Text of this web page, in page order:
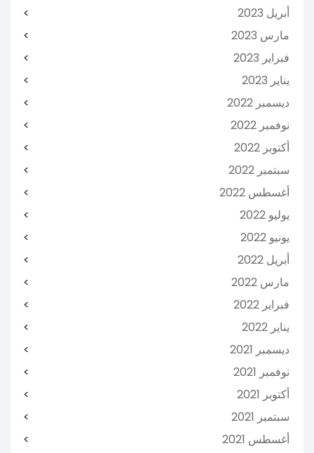
أبريل 2023
مارس 2023
فبراير 2023
يناير 2023
ديسمبر 2022
نوفمبر 2022
أكتوبر 2022
سبتمبر 2022
أغسطس 2022
يوليو 2022
يونيو 2022
أبريل 2022
مارس 2022
فبراير 2022
يناير 2022
ديسمبر 2021
نوفمبر 2021
أكتوبر 2021
سبتمبر 2021
أغسطس 2021